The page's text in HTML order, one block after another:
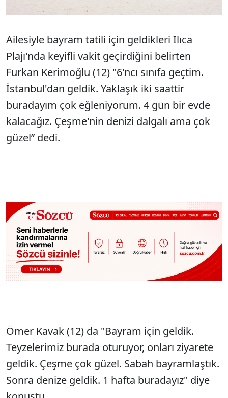
Ailesiyle bayram tatili için geldikleri Ilıca
Plajı'nda keyifli vakit geçirdiğini belirten
Furkan Kerimoğlu (12) "6'ncı sınıfa geçtim.
İstanbul'dan geldik. Yaklaşık iki saattir
buradayım çok eğleniyorum. 4 gün bir evde
kalacağız. Çeşme'nin denizi dalgalı ama çok
güzel” dedi.
Ömer Kavak (12) da "Bayram için geldik.
Teyzelerimiz burada oturuyor, onları ziyarete
geldik. Çeşme çok güzel. Sabah bayramlaştık.
Sonra denize geldik. 1 hafta buradayız" diye